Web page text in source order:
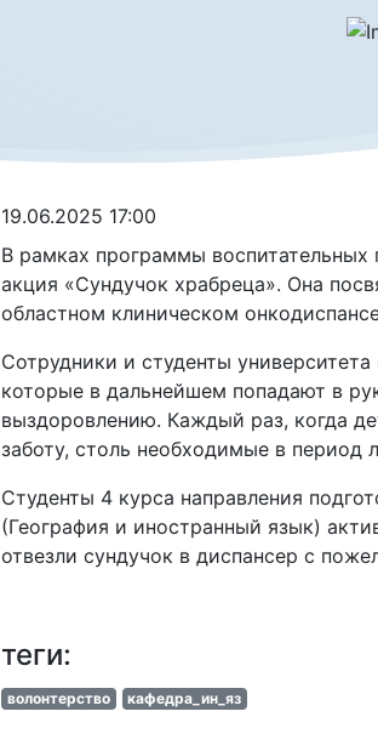
19.06.2025 17:00
В рамках программы воспитательных
акция «Сундучок храбреца». Она
областном клиническом
Сотрудники и студенты
которые в дальнейшем попадают в
выздоровлению. Каждый раз, когда
заботу, столь необходимые в период
Студенты 4 курса направления
(География и иностранный язык)
отвезли сундучок в диспансер с
теги:
волонтерство кафедра_ин_яз